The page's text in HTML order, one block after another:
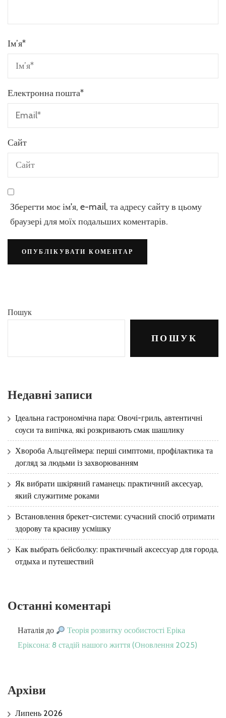
Ім’я*
Електронна пошта*
Сайт
Зберегти моє ім'я, e-mail, та адресу сайту в цьому
браузері для моїх подальших коментарів.
Пошук
ПОШУК
Недавні записи
Ідеальна гастрономічна пара: Овочі-гриль, автентичні
соуси та випічка, які розкривають смак шашлику
Хвороба Альцгеймера: перші симптоми, профілактика та
догляд за людьми із захворюванням
Як вибрати шкіряний гаманець: практичний аксесуар,
який служитиме роками
Встановлення брекет-системи: сучасний спосіб отримати
здорову та красиву усмішку
Как выбрать бейсболку: практичный аксессуар для города,
отдыха и путешествий
Останні коментарі
Наталія до
Теорія розвитку особистості Еріка
Еріксона: 8 стадій нашого життя (Оновлення 2025)
Архіви
Липень 2026